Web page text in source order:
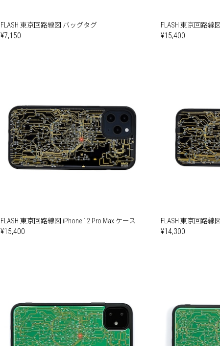
FLASH 東京回路線図 バッグタグ
¥7,150
FLASH 東京回路線
¥15,400
FLASH 東京回路線図 iPhone 12 Pro Max ケース
¥15,400
FLASH 東京回路線
¥14,300